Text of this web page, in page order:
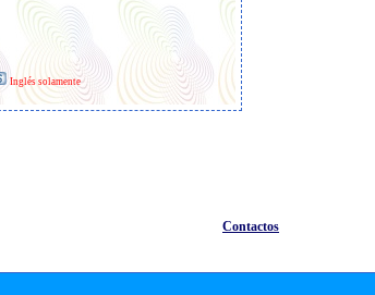
Inglés solamente
Contactos